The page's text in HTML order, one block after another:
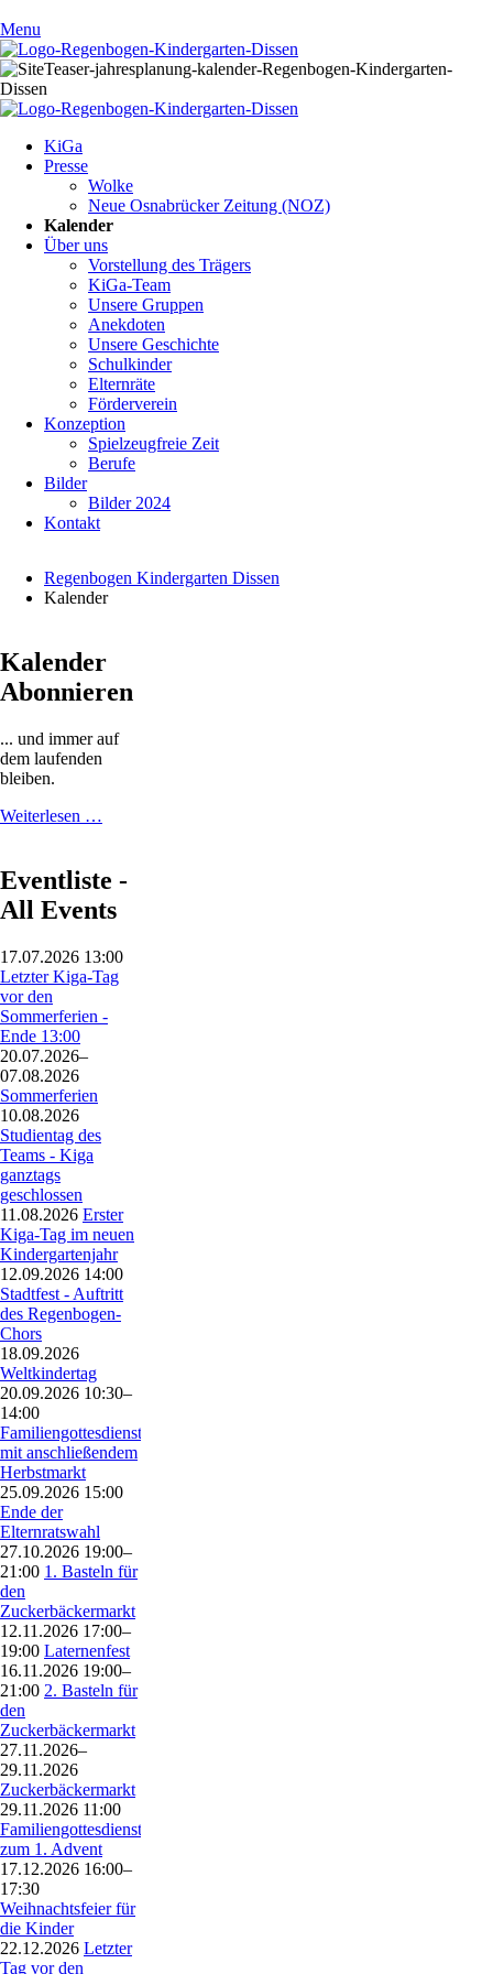
Menu
überspringen
KiGa
Presse
Wolke
Neue Osnabrücker Zeitung (NOZ)
Kalender
Über uns
Vorstellung des Trägers
KiGa-Team
Unsere Gruppen
Anekdoten
Unsere Geschichte
Schulkinder
Elternräte
Förderverein
Konzeption
Spielzeugfreie Zeit
Berufe
Bilder
Bilder 2024
Kontakt
Regenbogen Kindergarten Dissen
Kalender
KiGa
Presse
Wolke
Osnabrücker
Zeitung
(NOZ)
Kalender
Über
uns
des
Trägers
KiGa-
Unsere
Gruppen
Anekdoten
Geschichte
Elternräte
Förderverein
Konzeption
Spielzeugfreie
Zeit
Berufe
Bilder
Bilder
2024
Kontakt
Kalender
Abonnieren
... und immer auf
dem laufenden
bleiben.
Weiterlesen …
Eventliste -
All Events
17.07.2026 13:00
Letzter Kiga-Tag
vor den
Sommerferien -
Ende 13:00
20.07.2026–
07.08.2026
Sommerferien
10.08.2026
Studientag des
Teams - Kiga
ganztags
geschlossen
11.08.2026 Erster
Kiga-Tag im neuen
Kindergartenjahr
12.09.2026 14:00
Stadtfest - Auftritt
des Regenbogen-
Chors
18.09.2026
Weltkindertag
20.09.2026 10:30–
14:00
Familiengottesdienst
mit anschließendem
Herbstmarkt
25.09.2026 15:00
Ende der
Elternratswahl
27.10.2026 19:00–
21:00 1. Basteln für
den
Zuckerbäckermarkt
12.11.2026 17:00–
19:00 Laternenfest
16.11.2026 19:00–
21:00 2. Basteln für
den
Zuckerbäckermarkt
27.11.2026–
29.11.2026
Zuckerbäckermarkt
29.11.2026 11:00
Familiengottesdienst
zum 1. Advent
17.12.2026 16:00–
17:30
Weihnachtsfeier für
die Kinder
22.12.2026 Letzter
Tag vor den